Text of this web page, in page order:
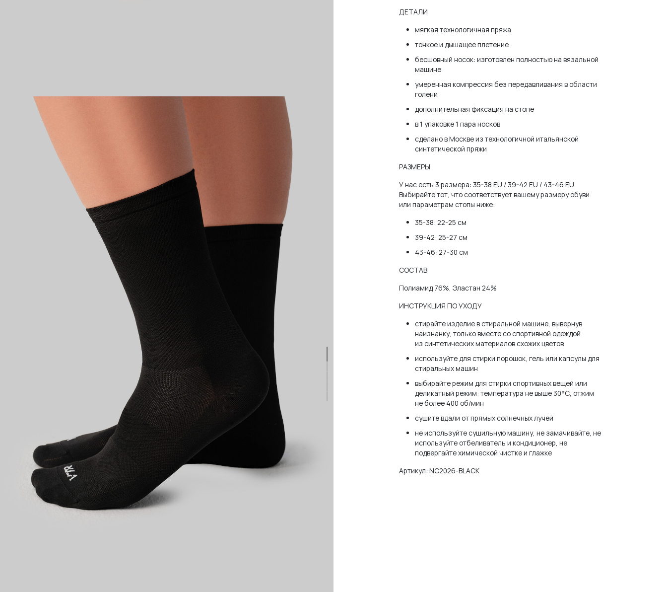
ЗАБЫЛИ ПАРОЛЬ?
НЕТ АККАУНТА?
ДЕТАЛИ
мягкая технологичная пряжа
тонкое и дышащее плетение
бесшовный носок: изготовлен полностью на вязальной
машине
умеренная компрессия без передавливания в области
голени
дополнительная фиксация на стопе
в 1 упаковке 1 пара носков
сделано в Москве из технологичной итальянской
синтетической пряжи
РАЗМЕРЫ
У нас есть 3 размера: 35-38 EU / 39-42 EU / 43-46 EU.
Выбирайте тот, что соответствует вашему размеру обуви
или параметрам стопы ниже:
35-38: 22-25 см
39-42: 25-27 см
43-46: 27-30 см
СОСТАВ
Полиамид 76%, Эластан 24%
ИНСТРУКЦИЯ ПО УХОДУ
стирайте изделие в стиральной машине, вывернув
наизнанку, только вместе со спортивной одеждой
из синтетических материалов схожих цветов
используйте для стирки порошок, гель или капсулы для
стиральных машин
выбирайте режим для стирки спортивных вещей или
деликатный режим: температура не выше 30°С, отжим
не более 400 об/мин
сушите вдали от прямых солнечных лучей
не используйте сушильную машину, не замачивайте, не
используйте отбеливатель и кондиционер, не
подвергайте химической чистке и глажке
Артикул: NC2026-BLACK